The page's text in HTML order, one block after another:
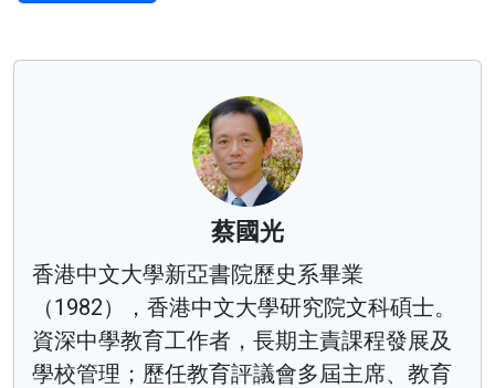
蔡國光
香港中文大學新亞書院歷史系畢業
（1982），香港中文大學研究院文科碩士。
資深中學教育工作者，長期主責課程發展及
學校管理；歷任教育評議會多屆主席、教育